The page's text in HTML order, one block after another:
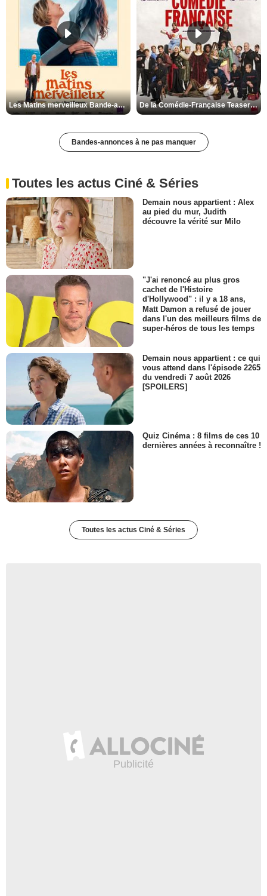
Les Matins merveilleux Bande-annonce VF De la Comédie-Française Teaser VF
Bandes-annonces à ne pas manquer
Toutes les actus Ciné & Séries
Demain nous appartient : Alex
au pied du mur, Judith
découvre la vérité sur Milo
"J'ai renoncé au plus gros
cachet de l'Histoire
d'Hollywood" : il y a 18 ans,
Matt Damon a refusé de jouer
dans l'un des meilleurs films de
super-héros de tous les temps
Demain nous appartient : ce qui
vous attend dans l'épisode 2265
du vendredi 7 août 2026
[SPOILERS]
Quiz Cinéma : 8 films de ces 10
dernières années à reconnaître !
Toutes les actus Ciné & Séries